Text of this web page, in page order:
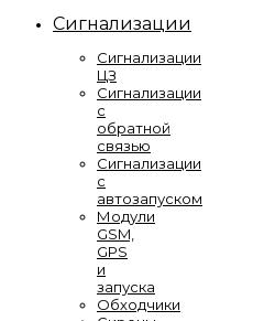
Сигнализации
Сигнализации
ЦЗ
Сигнализации
с
обратной
связью
Сигнализации
с
автозапуском
Модули
GSM,
GPS
и
запуска
Обходчики